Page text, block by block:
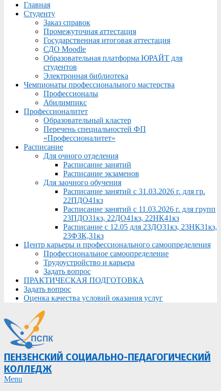
Menu
Главная
Студенту
Заказ справок
Промежуточная аттестация
Государственная итоговая аттестация
СДО Moodle
Образовательная платформа ЮРАЙТ для
студентов
Электронная библиотека
Чемпионаты профессионального мастерства
Профессионалы
Абилимпикс
Профессионалитет
Образовательный кластер
Перечень специальностей ФП
«Профессионалитет»
Расписание
Для очного отделения
Расписание занятий
Расписание экзаменов
Для заочного обучения
Расписание занятий с 31.03.2026 г. для гр.
22ПДО41кз
Расписание занятий с 11.03.2026 г. для групп
23ПДО31кз, 22ДО41кз, 22НК41кз
Расписание с 12.05 для 23ДО31кз, 23НК31кз,
23ФЗК,31кз
Центр карьеры и профессионального самоопределения
Профессиональное самоопределение
Трудоустройство и карьера
Задать вопрос
ПРАКТИЧЕСКАЯ ПОДГОТОВКА
Задать вопрос
Оценка качества условий оказания услуг
ПЕНЗЕНСКИЙ СОЦИАЛЬНО-ПЕДАГОГИЧЕСКИЙ
КОЛЛЕДЖ
Primary
Menu